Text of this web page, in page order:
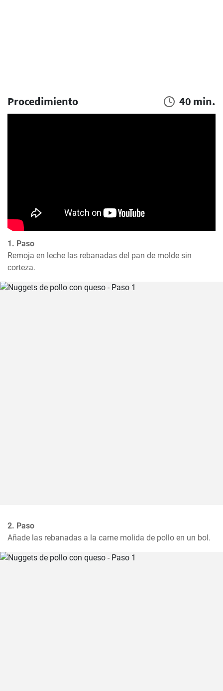
Procedimiento 40 min.
1. Paso
Remoja en leche las rebanadas del pan de molde sin
corteza.
2. Paso
Añade las rebanadas a la carne molida de pollo en un bol.